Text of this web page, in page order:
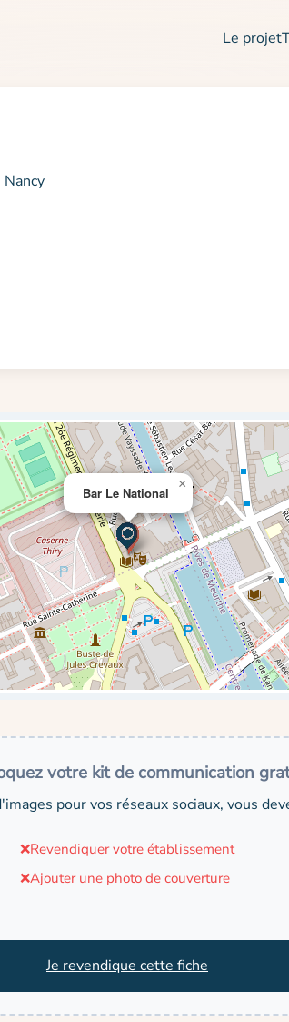
Le projet
Bar Le National
×
votre kit de communication
pour vos réseaux sociaux, vous
❌Revendiquer votre établissement
❌Ajouter une photo de couverture
Je revendique cette fiche